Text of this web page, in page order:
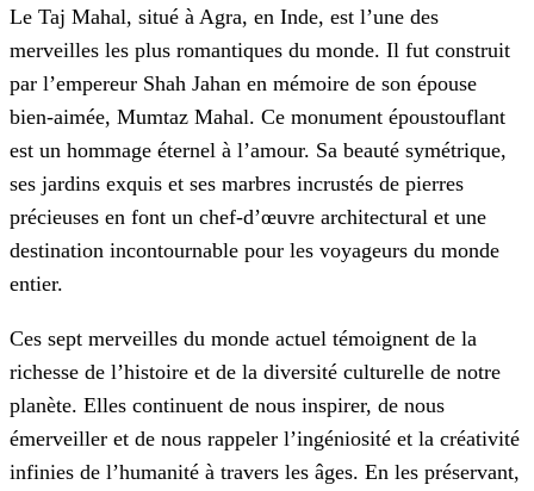
Le Taj Mahal, situé à Agra, en Inde, est l’une des
merveilles les plus romantiques du monde. Il fut construit
par l’empereur Shah Jahan en mémoire de son épouse
bien-aimée, Mumtaz Mahal. Ce monument époustouflant
est un hommage éternel à l’amour. Sa beauté symétrique,
ses jardins exquis et ses marbres incrustés de pierres
précieuses en font un chef-d’œuvre architectural et une
destination incontournable pour les voyageurs du monde
entier.
Ces sept merveilles du monde actuel témoignent de la
richesse de l’histoire et de la diversité culturelle de notre
planète. Elles continuent de nous inspirer, de nous
émerveiller et de nous rappeler l’ingéniosité et la créativité
infinies de l’humanité à travers les âges. En les préservant,